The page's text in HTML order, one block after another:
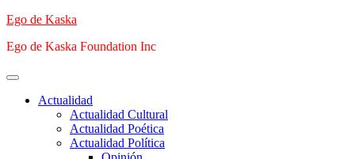
Saltar
contenido
Ego de Kaska
Ego de Kaska Foundation Inc
Menú
principalActualidad
Actualidad Cultural
Actualidad Poética
Actualidad Política